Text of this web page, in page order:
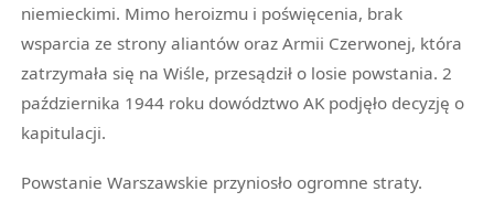
niemieckimi. Mimo heroizmu i poświęcenia, brak
wsparcia ze strony aliantów oraz Armii Czerwonej, która
zatrzymała się na Wiśle, przesądził o losie powstania. 2
października 1944 roku dowództwo AK podjęło decyzję o
kapitulacji.
Powstanie Warszawskie przyniosło ogromne straty.